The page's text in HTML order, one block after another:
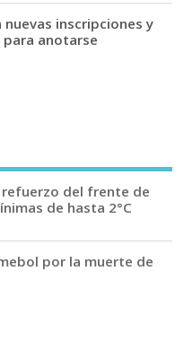
nuevas inscripciones y
anotarse
refuerzo del frente de
de hasta 2°C
por la muerte de